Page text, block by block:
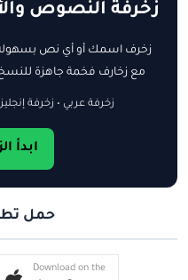
زخرفة النصوص
زخرف اسمك أو أي نص بسهولة
مع زخارف فخمة جاهزة
زخرفة عربي • زخرفة
ابدأ
حمل
Download on the